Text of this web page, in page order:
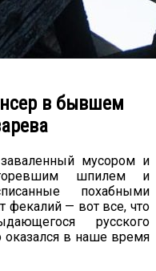
в бывшем
мусором и
шпилем и
похабными
фекалий — вот все, что
русского
оказался в наше время